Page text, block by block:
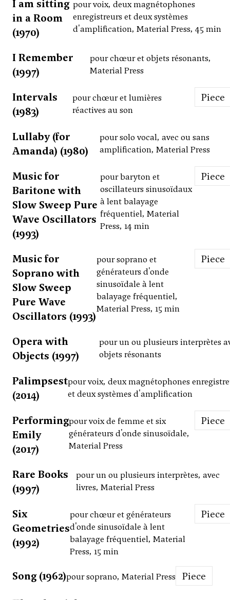
I am sitting
in a Room
(1970)
pour voix, deux magnétophones
enregistreurs et deux systèmes
d'amplification, Material Press, 45 min
I Remember
(1997)
pour chœur et objets résonants,
Material Press
Intervals
(1983)
pour chœur et lumières
réactives au son
Piece
Lullaby (for
Amanda) (1980)
pour solo vocal, avec ou sans
amplification, Material Press
Music for
Baritone with
Slow Sweep Pure
Wave Oscillators
(1993)
pour baryton et
oscillateurs sinusoïdaux
à lent balayage
fréquentiel, Material
Press, 14 min
Piece
Music for
Soprano with
Slow Sweep
Pure Wave
Oscillators (1993)
pour soprano et
générateurs d'onde
sinusoïdale à lent
balayage fréquentiel,
Material Press, 15 min
Piece
Opera with
Objects (1997)
pour un ou plusieurs interprètes
objets résonants
Palimpsest
(2014)
pour voix, deux magnétophones
et deux systèmes d'amplification
Performing
Emily
(2017)
pour voix de femme et six
générateurs d'onde sinusoïdale,
Material Press
Piece
Rare Books
(1997)
pour un ou plusieurs interprètes, avec
livres, Material Press
Six
Geometries
(1992)
pour chœur et générateurs
d'onde sinusoïdale à lent
balayage fréquentiel, Material
Press, 15 min
Piece
Song (1962)pour soprano, Material Press Piece